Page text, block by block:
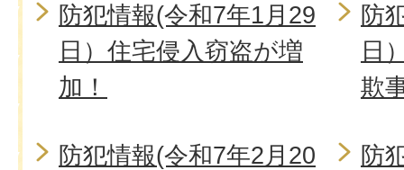
防犯情報(令和7年1月29
日）住宅侵入窃盗が増
加！
防
日
欺
防犯情報(令和7年2月20
防